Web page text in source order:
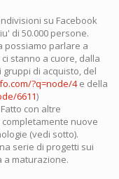
su Facebook
di 50.000 persone.
possiamo parlare a
stanno a cuore, dalla
di acquisto, del
?q=node/4e della
6611)
con altre
nuove
(vedi sotto).
serie di progetti sui
a maturazione.